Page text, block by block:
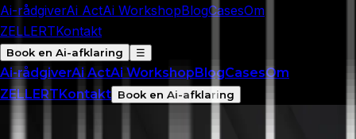
Ai-rådgiverAi ActAi WorkshopBlogCasesOm
ZELLERTKontakt
Book en Ai-afklaring ☰
Ai-rådgiverAi ActAi WorkshopBlogCasesOm
ZELLERTKontakt Book en Ai-afklaring